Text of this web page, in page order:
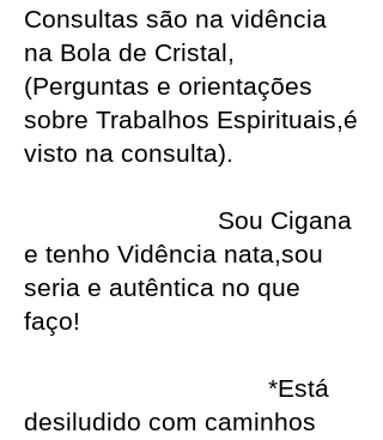
Consultas são na vidência
na Bola de Cristal,
(Perguntas e orientações
sobre Trabalhos Espirituais,é
visto na consulta).
Sou Cigana
e tenho Vidência nata,sou
seria e autêntica no que
faço!
*Está
desiludido com caminhos